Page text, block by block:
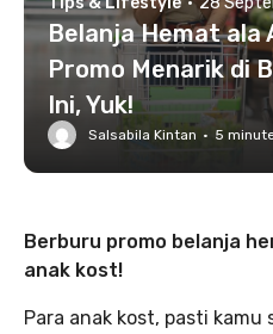
Belanja Hemat ala
Promo Menarik di
Ini, Yuk!
Salsabila Kintan · 5
Berburu promo belanja
anak kost!
Para anak kost, pasti kamu